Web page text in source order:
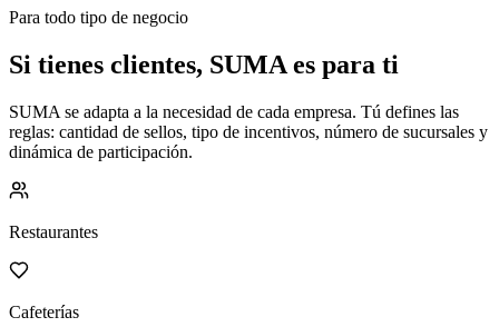
Para todo tipo de negocio
Si tienes clientes, SUMA es para ti
SUMA se adapta a la necesidad de cada empresa. Tú defines las
reglas: cantidad de sellos, tipo de incentivos, número de sucursales y
dinámica de participación.
Restaurantes
Cafeterías